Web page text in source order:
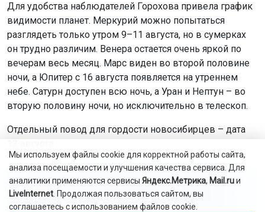
Для удобства наблюдателей Горохова привела график
видимости планет. Меркурий можно попытаться
разглядеть только утром 9–11 августа, но в сумерках
он трудно различим. Венера остается очень яркой по
вечерам весь месяц. Марс виден во второй половине
ночи, а Юпитер с 16 августа появляется на утреннем
небе. Сатурн доступен всю ночь, а Уран и Нептун – во
вторую половину ночи, но исключительно в телескоп.
Отдельный повод для гордости новосибирцев – дата
«Многие с теплотой вспоминают 1 августа 2008
года, когда наш город оказался в эпицентре
полного солнечного затмения. 12 августа 2026
Мы используем файлы cookie для корректной работы сайта,
анализа посещаемости и улучшения качества сервиса. Для
аналитики применяются сервисы Яндекс.Метрика, Mail.ruи
LiveInternet . Продолжая пользоваться сайтом, вы
соглашаетесь с использованием файлов cookie.